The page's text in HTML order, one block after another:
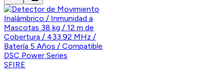
SFIRE